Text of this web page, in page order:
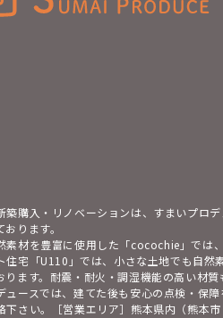
築購入・リノベーションは、すまいプロ
ります。
素材を豊富に使用した「cocochie」では
住宅「U110」では、小さな土地でも自然
ります。耐震・耐火・調湿機能の高い材
ュースでは、建てた後も安心の点検・保
下さい。［営業エリア］熊本県内（熊本